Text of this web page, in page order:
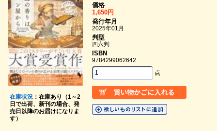
在庫状況：在庫あり（1～2
日で出荷、新刊の場合、発
売日以降のお届けになりま
す）
価格
1,650円
発行年月
2025年01月
判型
四六判
ISBN
9784299062642
点